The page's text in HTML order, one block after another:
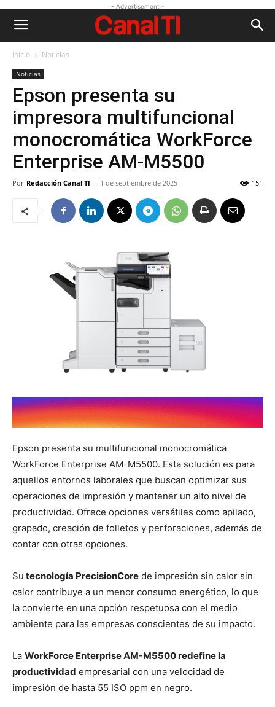
- Advertisement -
Inicio Noticias
Noticias
Epson presenta su
impresora multifuncional
monocromática WorkForce
Enterprise AM-M5500
Por Redacción Canal TI - 1 de septiembre de 2025 151
Epson presenta su multifuncional monocromática
WorkForce Enterprise AM-M5500. Esta solución es para
aquellos entornos laborales que buscan optimizar sus
operaciones de impresión y mantener un alto nivel de
productividad. Ofrece opciones versátiles como apilado,
grapado, creación de folletos y perforaciones, además de
contar con otras opciones.
Su tecnología PrecisionCore de impresión sin calor sin
calor contribuye a un menor consumo energético, lo que
la convierte en una opción respetuosa con el medio
ambiente para las empresas conscientes de su impacto.
La WorkForce Enterprise AM-M5500 redefine la
productividad empresarial con una velocidad de
impresión de hasta 55 ISO ppm en negro.